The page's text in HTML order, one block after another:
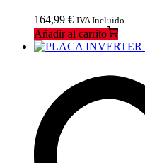
164,99 € IVA Incluido
Añadir al carrito